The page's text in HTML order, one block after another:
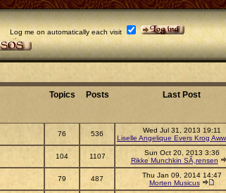
Log me on automatically each visit
Topics Posts
Last Post
76 536
Wed Jul 31, 2013 19:11
Liselle Angelique Evers Krog
104 1107
Sun Oct 20, 2013 3:36
Rikke Munchkin SÃ¸rensen
79 487
Thu Jan 09, 2014 14:47
Morten Musicus